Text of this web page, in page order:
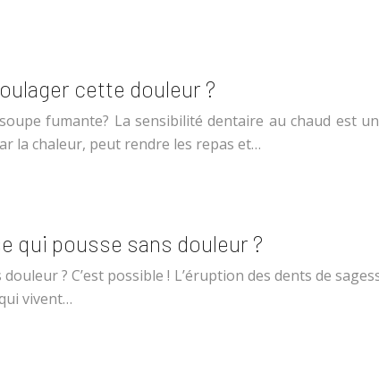
cette douleur ?
fumante? La sensibilité dentaire au chaud est
la chaleur, peut rendre les repas et…
qui pousse sans douleur ?
? C’est possible ! L’éruption des dents de
vivent…